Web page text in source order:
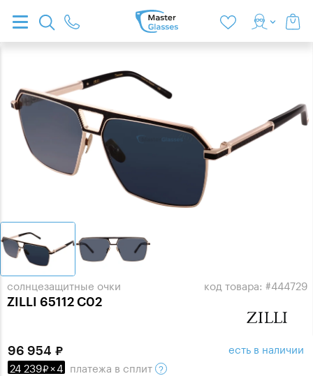
солнцезащитные очки
ZILLI 65112 C02
код товара: #444729
96 954
24 239 ×4 платежа в сплит
есть в наличии